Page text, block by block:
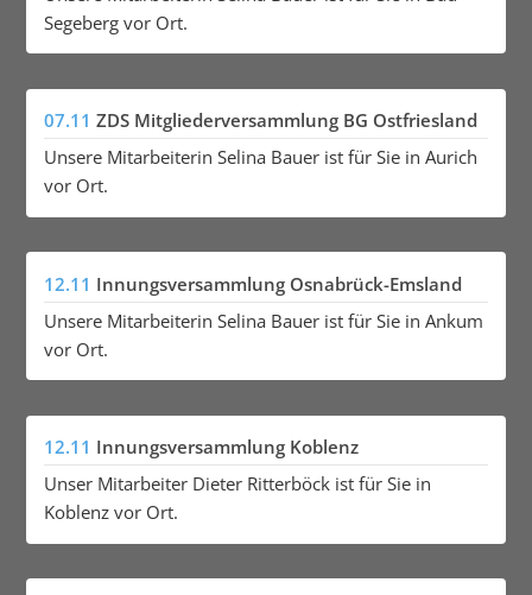
Segeberg vor Ort.
07.11 ZDS Mitgliederversammlung BG Ostfriesland
Unsere Mitarbeiterin Selina Bauer ist für Sie in Aurich
vor Ort.
12.11 Innungsversammlung Osnabrück-Emsland
Unsere Mitarbeiterin Selina Bauer ist für Sie in Ankum
vor Ort.
12.11 Innungsversammlung Koblenz
Unser Mitarbeiter Dieter Ritterböck ist für Sie in
Koblenz vor Ort.